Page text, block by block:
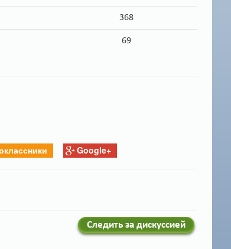
368
69
Google+
Следить за дискуссией